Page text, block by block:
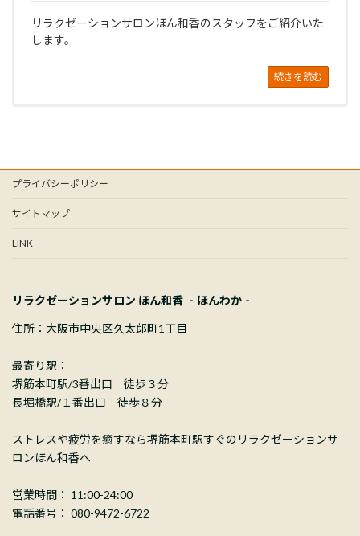
リラクゼーションサロンほん和香のスタッフをご紹介いた
します。
続きを読む
プライバシーポリシー
サイトマップ
LINK
リラクゼーションサロン ほん和香 ‐ほんわか‐
住所：大阪市中央区久太郎町1丁目
最寄り駅：
堺筋本町駅/3番出口 徒歩３分
長堀橋駅/１番出口 徒歩８分
ストレスや疲労を癒すなら堺筋本町駅すぐのリラクゼーションサ
ロンほん和香へ
営業時間： 11:00-24:00
電話番号： 080-9472-6722